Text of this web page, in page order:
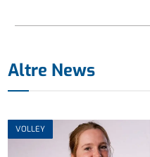
Altre News
VOLLEY